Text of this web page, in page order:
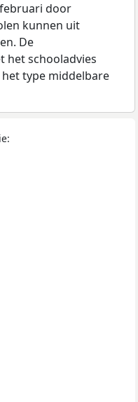
door
kunnen uit
De
het schooladvies
type middelbare